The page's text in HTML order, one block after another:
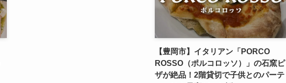
【豊岡市】イタリアン「PORCO
ROSSO（ポルコロッソ）」の石窯ピ
ザが絶品！2階貸切で子供とのパーテ